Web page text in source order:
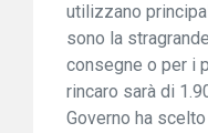
utilizzano
sono la
consegne o per i
rincaro sarà di
Governo ha